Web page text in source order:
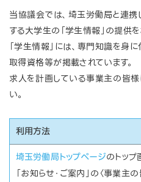
当協議会では、埼玉労働局と連
する大学生の「学生情報」の提供を
「学生情報」には、専門知識を身
取得資格等が掲載されています。
求人を計画している事業主の皆
い。
利用方法
埼玉労働局トップページのトッ
「お知らせ・ご案内」の〈事業主